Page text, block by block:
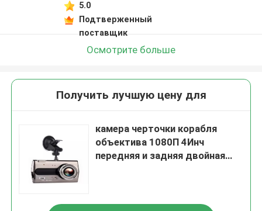
5.0
Подтверженный
поставщик
Осмотрите больше
Получить лучшую цену для
камера черточки корабля
объектива 1080П 4Инч
передняя и задняя двойная